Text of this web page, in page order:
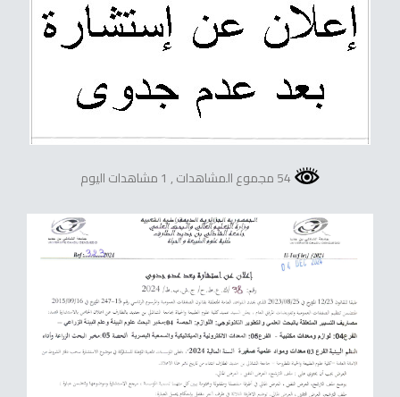
, 1 مشاهدات اليوم